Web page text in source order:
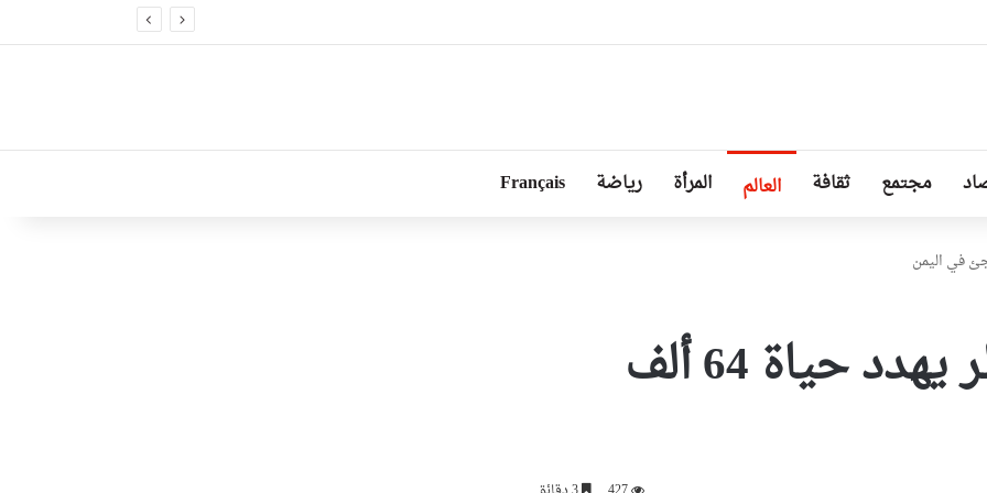
مجتمع ثقافة العالم المرأة رياضة Français
تحذير أممي من خطر يهدد حياة 64 ألف